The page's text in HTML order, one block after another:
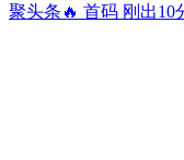
聚头条🔥 首码 刚出10